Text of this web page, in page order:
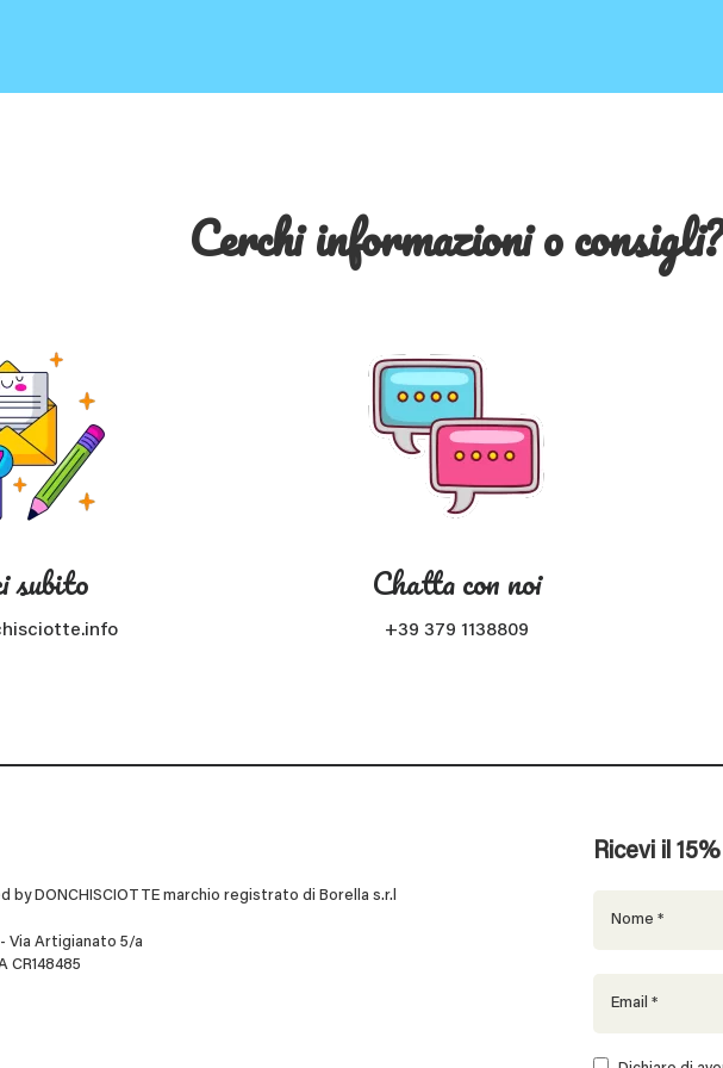
Cerchi informazioni o consigli?
subito Chatta con noi
+39 379 1138809
by DONCHISCIOTTE marchio registrato di Borella s.r.l
Via Artigianato 5/a
CR148485
Ricevi il